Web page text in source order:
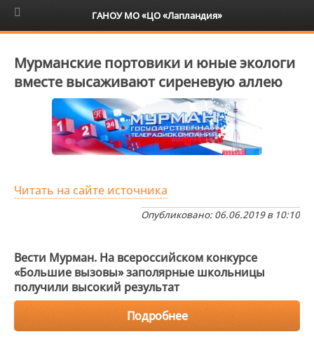
6+
Мурманские портовики и юные экологи
вместе высаживают сиреневую аллею
Читать на сайте источника
Опубликовано: 06.06.2019 в 10:10
Вести Мурман. На всероссийском конкурсе
«Большие вызовы» заполярные школьницы
получили высокий результат
Подробнее
ГАНОУ МО «ЦО «Лапландия»